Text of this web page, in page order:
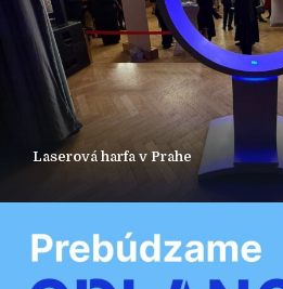
Laserová harfa v Prahe